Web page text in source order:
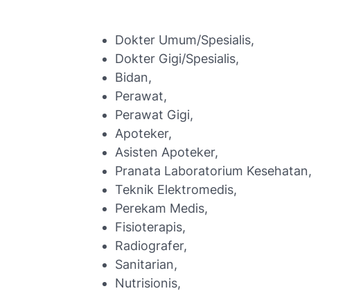
Dokter Umum/Spesialis,
Dokter Gigi/Spesialis,
Bidan,
Perawat,
Perawat Gigi,
Apoteker,
Asisten Apoteker,
Pranata Laboratorium Kesehatan,
Teknik Elektromedis,
Perekam Medis,
Fisioterapis,
Radiografer,
Sanitarian,
Nutrisionis,